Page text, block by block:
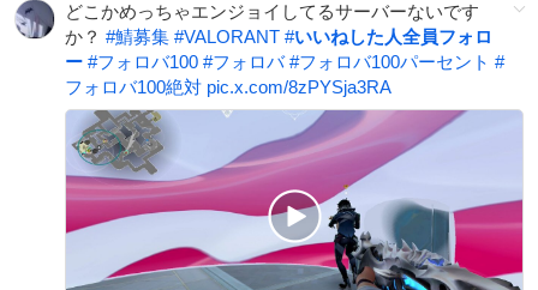
どこかめっちゃエンジョイしてるサーバーないです
か？ #鯖募集 #VALORANT #いいねした人全員フォロ
ー #フォロバ100 #フォロバ #フォロバ100パーセント #
フォロバ100絶対 pic.x.com/8zPYSja3RA